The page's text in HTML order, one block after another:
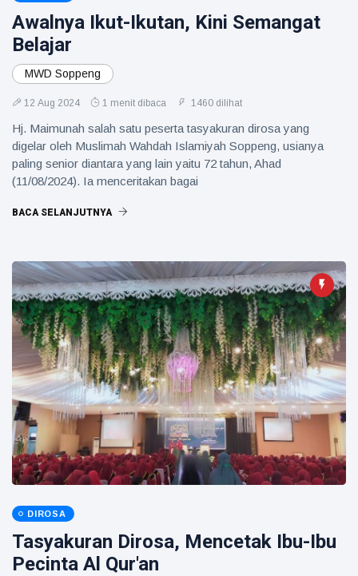
Awalnya Ikut-Ikutan, Kini Semangat
Belajar
MWD Soppeng
12 Aug 2024 1 menit dibaca 1460 dilihat
Hj. Maimunah salah satu peserta tasyakuran dirosa yang
digelar oleh Muslimah Wahdah Islamiyah Soppeng, usianya
paling senior diantara yang lain yaitu 72 tahun, Ahad
(11/08/2024). Ia menceritakan bagai
BACA SELANJUTNYA
DIROSA
Tasyakuran Dirosa, Mencetak Ibu-Ibu
Pecinta Al Qur'an